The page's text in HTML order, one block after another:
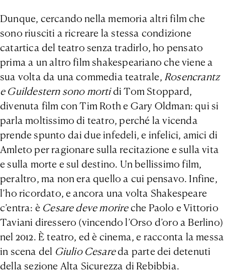
Dunque, cercando nella memoria altri film che
sono riusciti a ricreare la stessa condizione
catartica del teatro senza tradirlo, ho pensato
prima a un altro film shakespeariano che viene a
sua volta da una commedia teatrale, Rosencrantz
e Guildestern sono mortidi Tom Stoppard,
divenuta film con Tim Roth e Gary Oldman: qui si
parla moltissimo di teatro, perché la vicenda
prende spunto dai due infedeli, e infelici, amici di
Amleto per ragionare sulla recitazione e sulla vita
e sulla morte e sul destino. Un bellissimo film,
peraltro, ma non era quello a cui pensavo. Infine,
l’ho ricordato, e ancora una volta Shakespeare
c’entra: è Cesare deve morireche Paolo e Vittorio
Taviani diressero (vincendo l’Orso d’oro a Berlino)
nel 2012. È teatro, ed è cinema, e racconta la messa
in scena del Giulio Cesareda parte dei detenuti
della sezione Alta Sicurezza di Rebibbia.